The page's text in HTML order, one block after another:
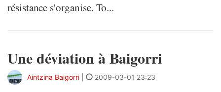
résistance s'organise. To...
Une déviation à Baigorri
Aintzina Baigorri 2009-03-01 23:23